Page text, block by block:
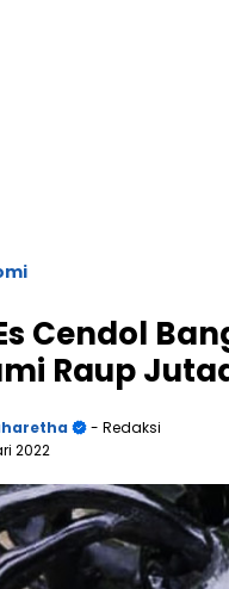
Cendol
Raup
- Redaksi
2022